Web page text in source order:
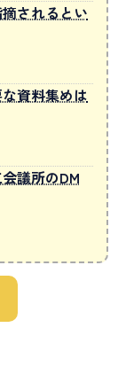
されるとい
資料集めは
議所のDM